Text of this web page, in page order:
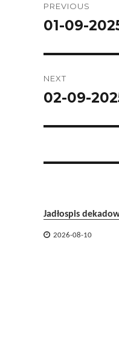
PREVIOUS
Previous
01-09-
NEXT
Next
02-09-
Jadłospis
 2026-08-10